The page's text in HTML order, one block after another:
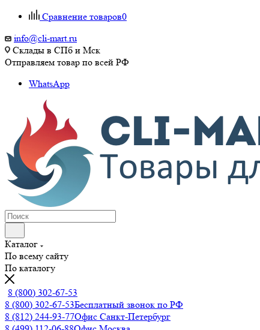
Сравнение товаров0
info@cli-mart.ru
Склады в СПб и Мск
Отправляем товар по всей РФ
WhatsApp
Каталог
По всему сайту
По каталогу
8 (800) 302-67-53
8 (800) 302-67-53Бесплатный звонок по РФ
8 (812) 244-93-77Офис Санкт-Петербург